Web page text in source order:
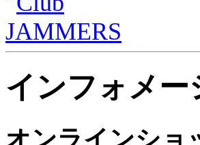
インフォメー
オンラインショ